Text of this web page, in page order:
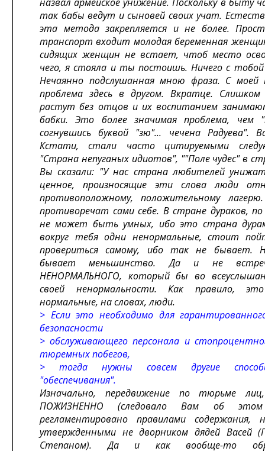
так бабы ведут и сыновей своих учат.
эта метода закрепляется и не более.
транспорт входит молодая беременная
сидящих женщин не встает, чтоб место
чего, я стояла и ты постоишь. Ничего с тобой
Нечаянно подслушанная мною фраза. С моей
проблема здесь в другом. Вкратце.
растут без отцов и их воспитанием
бабки. Это более значимая проблема, чем
согнувшись буквой "зю"... чечена Радуева".
Кстати, стали часто цитируемыми
"Страна непуганых идиотов", ""Поле чудес" в
Вы сказали: "У нас страна любителей
ценное, произносящие эти слова люди
противоположному, положительному
противоречат сами себе. В стране дураков,
не может быть умных, ибо это страна
вокруг тебя одни ненормальные, стоит
провериться самому, ибо так не бывает.
бывает меньшинство. Да и не
НЕНОРМАЛЬНОГО, который бы во
своей ненормальности. Как правило,
нормальные, на словах, люди.
> Если это необходимо для
безопасности
> обслуживающего персонала и
тюремных побегов,
> тогда нужны совсем другие
"обеспечивания".
Изначально, передвижение по тюрьме
ПОЖИЗНЕННО (следовало Вам об этом
регламентировано правилами содержания,
утвержденными не дворником дядей Васей
Степаном). Да и как вообще-то